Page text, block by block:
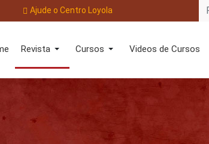
Ajude o Centro Loyola
Revista Cursos Videos de Cursos